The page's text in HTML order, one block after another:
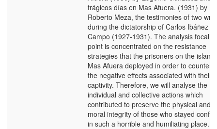
trágicos días en Mas Afuera. (1931) by
Roberto Meza, the testimonies of two
during the dictatorship of Carlos Ibáñez
Campo (1927-1931). The analysis focal
point is concentrated on the resistance
strategies that the prisoners on the island
Mas Afuera deployed in order to
the negative effects associated with their
captivity. Therefore, we will analyse the
individual and collective actions which
contributed to preserve the physical and
moral integrity of those who stayed
in such a horrible and humiliating place.